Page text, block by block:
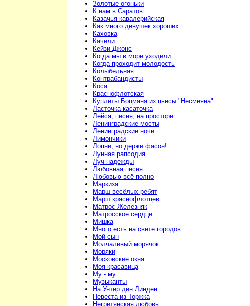
Золотые огоньки
К нам в Саратов
Казачья кавалерийская
Как много девушек хороших
Каховка
Качели
Кейзи Джонс
Когда мы в море уходили
Когда проходит молодость
Колыбельная
Контрабандисты
Коса
Краснофлотская
Куплеты Боцмана из пьесы "Несмеяна"
Ласточка-касаточка
Лейся, песня, на просторе
Ленинградские мосты
Ленинградские ночи
Лимончики
Лопни, но держи фасон!
Лунная рапсодия
Луч надежды
Любовная песня
Любовью всё полно
Маркиза
Марш весёлых ребят
Марш краснофлотцев
Матрос Железняк
Матросское сердце
Мишка
Много есть на свете городов
Мой сын
Молчаливый морячок
Моряки
Московские окна
Моя красавица
Му - му
Музыканты
На Унтер ден Линден
Невеста из Торжка
Негритянская любовь